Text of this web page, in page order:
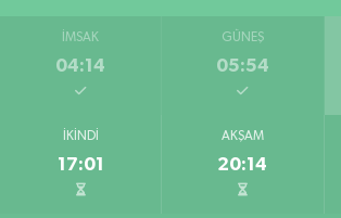
İMSAK
04:14
GÜNEŞ
05:54
İKINDI
17:01
AKŞAM
20:14